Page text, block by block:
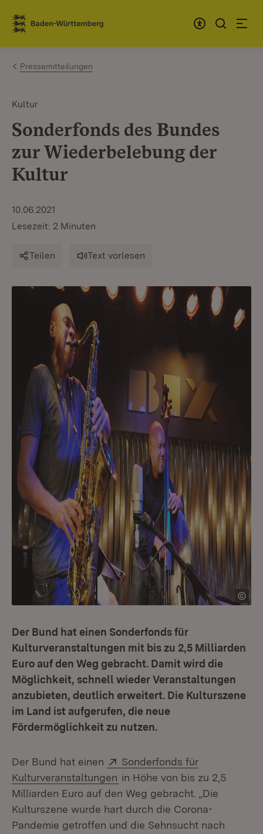
Zum Inhalt springen
Link zur Startseite
Pressemitteilungen
Kultur
Sonderfonds des Bundes
zur Wiederbelebung der
Kultur
10.06.2021
Lesezeit: 2 Minuten
Teilen Text vorlesen
Der Bund hat einen Sonderfonds für
Kulturveranstaltungen mit bis zu 2,5 Milliarden
Euro auf den Weg gebracht. Damit wird die
Möglichkeit, schnell wieder Veranstaltungen
anzubieten, deutlich erweitert. Die Kulturszene
im Land ist aufgerufen, die neue
Fördermöglichkeit zu nutzen.
Der Bund hat einen Extern:
Sonderfonds für
Kulturveranstaltungen (Öffnet in neuem Fenster)
in Höhe von bis zu 2,5
Milliarden Euro auf den Weg gebracht. „Die
Kulturszene wurde hart durch die Corona-
Pandemie getroffen und die Sehnsucht nach